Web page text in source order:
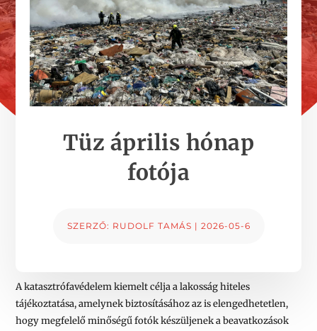
Tüz április hónap
fotója
SZERZŐ: RUDOLF TAMÁS | 2026-05-6
A katasztrófavédelem kiemelt célja a lakosság hiteles
tájékoztatása, amelynek biztosításához az is elengedhetetlen,
hogy megfelelő minőségű fotók készüljenek a beavatkozások